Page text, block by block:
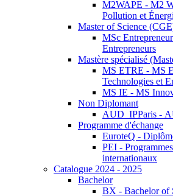
M2WAPE - M2
Pollution et
Master of Science
MSc
Entrepreneurs
Mastère spécialisé
MS ETRE - MS
Technologies et
MS IE - MS
Non Diplomant
AUD_IPParis -
Programme d'échange
EuroteQ -
PEI -
internationaux
Catalogue 2024 - 2025
Bachelor
BX - Bachelor of